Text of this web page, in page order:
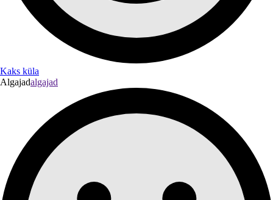
Kaks küla
Algajadalgajad